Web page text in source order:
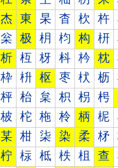
杰 東 杲 杳 杴 杵
枀 极 枂 枃 构 枅
析 枑 枒 枓 枔 枕
枠 枡 枢 枣 枤 枥
枰 枱 枲 枳 枴 枵
柀 柁 柂 柃 柄 柅
某 柑 柒 染 柔 柕
柠 柡 柢 柣 柤 查